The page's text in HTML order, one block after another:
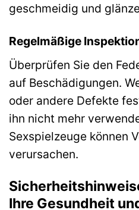
geschmeidig und
Regelmäßige
Überprüfen Sie den
auf Beschädigungen.
oder andere Defekte
ihn nicht mehr
Sexspielzeuge können
verursachen.
Ihre Gesundheit